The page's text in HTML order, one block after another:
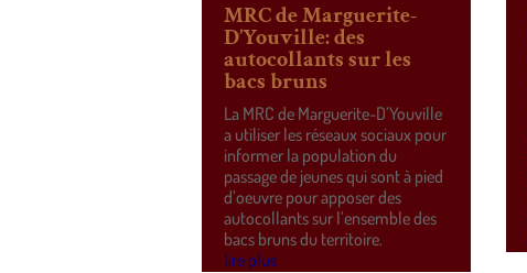
MRC de Marguerite-
D’Youville: des
autocollants sur les
bacs bruns
La MRC de Marguerite-D’Youville
a utiliser les réseaux sociaux pour
informer la population du
passage de jeunes qui sont à pied
d’oeuvre pour apposer des
autocollants sur l’ensemble des
bacs bruns du territoire.
lire plus